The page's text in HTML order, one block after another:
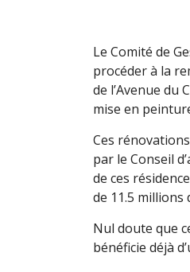
Le Comité de
procéder à la
de l’Avenue du
mise en
Ces
par le Conseil
de ces
de 11.5 millions
Nul doute que
bénéficie déjà